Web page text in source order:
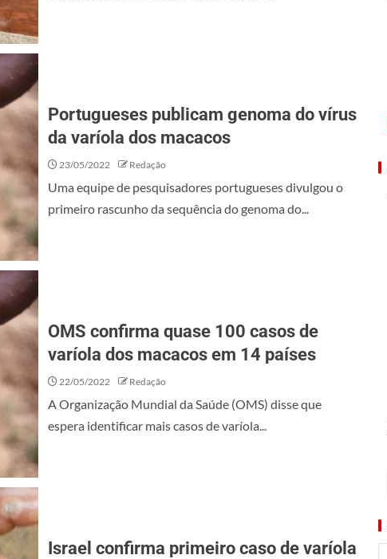
Portugueses publicam genoma do vírus
da varíola dos macacos
23/05/2022 Redação
Uma equipe de pesquisadores portugueses divulgou o
primeiro rascunho da sequência do genoma do...
OMS confirma quase 100 casos de
varíola dos macacos em 14 países
22/05/2022 Redação
A Organização Mundial da Saúde (OMS) disse que
espera identificar mais casos de varíola...
Israel confirma primeiro caso de varíola